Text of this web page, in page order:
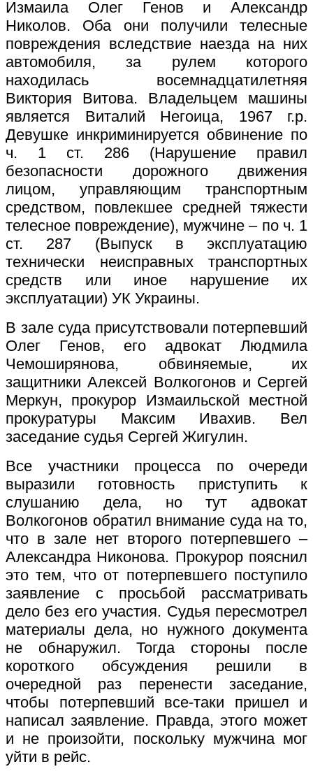
Измаила Олег Генов и Александр
Николов. Оба они получили телесные
повреждения вследствие наезда на них
автомобиля, за рулем которого
находилась восемнадцатилетняя
Виктория Витова. Владельцем машины
является Виталий Негоица, 1967 г.р.
Девушке инкриминируется обвинение по
ч. 1 ст. 286 (Нарушение правил
безопасности дорожного движения
лицом, управляющим транспортным
средством, повлекшее средней тяжести
телесное повреждение), мужчине – по ч. 1
ст. 287 (Выпуск в эксплуатацию
технически неисправных транспортных
средств или иное нарушение их
эксплуатации) УК Украины.
В зале суда присутствовали потерпевший
Олег Генов, его адвокат Людмила
Чемоширянова, обвиняемые, их
защитники Алексей Волкогонов и Сергей
Меркун, прокурор Измаильской местной
прокуратуры Максим Ивахив. Вел
заседание судья Сергей Жигулин.
Все участники процесса по очереди
выразили готовность приступить к
слушанию дела, но тут адвокат
Волкогонов обратил внимание суда на то,
что в зале нет второго потерпевшего –
Александра Никонова. Прокурор пояснил
это тем, что от потерпевшего поступило
заявление с просьбой рассматривать
дело без его участия. Судья пересмотрел
материалы дела, но нужного документа
не обнаружил. Тогда стороны после
короткого обсуждения решили в
очередной раз перенести заседание,
чтобы потерпевший все-таки пришел и
написал заявление. Правда, этого может
и не произойти, поскольку мужчина мог
уйти в рейс.